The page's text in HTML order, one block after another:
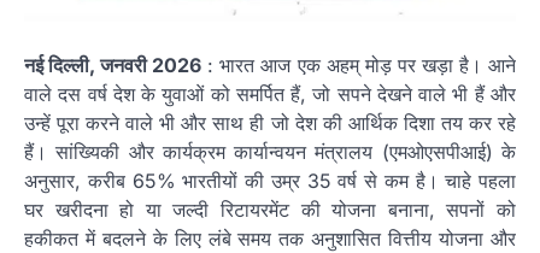
नई दिल्ली, जनवरी 2026 : भारत आज एक अहम् मोड़ पर खड़ा है। आने
वाले दस वर्ष देश के युवाओं को समर्पित हैं, जो सपने देखने वाले भी हैं और
उन्हें पूरा करने वाले भी और साथ ही जो देश की आर्थिक दिशा तय कर रहे
हैं। सांख्यिकी और कार्यक्रम कार्यान्वयन मंत्रालय (एमओएसपीआई) के
अनुसार, करीब 65% भारतीयों की उम्र 35 वर्ष से कम है। चाहे पहला
घर खरीदना हो या जल्दी रिटायरमेंट की योजना बनाना, सपनों को
हकीकत में बदलने के लिए लंबे समय तक अनुशासित वित्तीय योजना और